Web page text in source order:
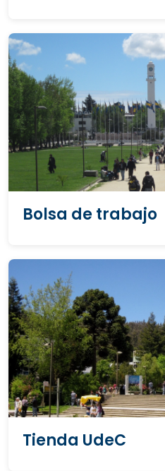
Bolsa de trabajo
Tienda UdeC